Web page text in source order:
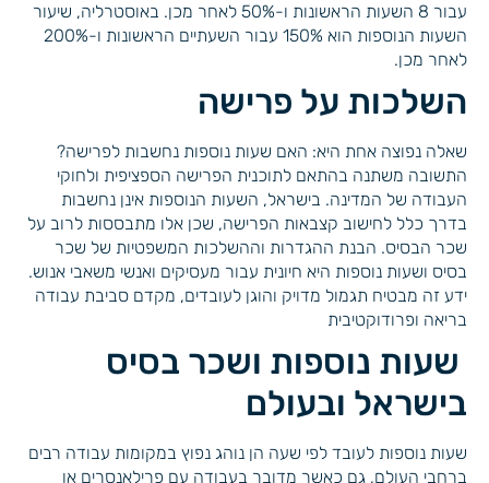
עבור 8 השעות הראשונות ו-50% לאחר מכן. באוסטרליה, שיעור
השעות הנוספות הוא 150% עבור השעתיים הראשונות ו-200%
לאחר מכן.
השלכות על פרישה
שאלה נפוצה אחת היא: האם שעות נוספות נחשבות לפרישה?
התשובה משתנה בהתאם לתוכנית הפרישה הספציפית ולחוקי
העבודה של המדינה. בישראל, השעות הנוספות אינן נחשבות
בדרך כלל לחישוב קצבאות הפרישה, שכן אלו מתבססות לרוב על
שכר הבסיס. הבנת ההגדרות וההשלכות המשפטיות של שכר
בסיס ושעות נוספות היא חיונית עבור מעסיקים ואנשי משאבי אנוש.
ידע זה מבטיח תגמול מדויק והוגן לעובדים, מקדם סביבת עבודה
בריאה ופרודוקטיבית
שעות נוספות ושכר בסיס
בישראל ובעולם
שעות נוספות לעובד לפי שעה הן נוהג נפוץ במקומות עבודה רבים
ברחבי העולם, גם כאשר מדובר בעבודה עם פרילאנסרים או